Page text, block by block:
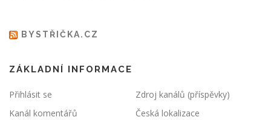
BYSTŘIČKA.CZ
ZÁKLADNÍ INFORMACE
Přihlásit se
Zdroj kanálů (příspěvky)
Kanál komentářů
Česká lokalizace